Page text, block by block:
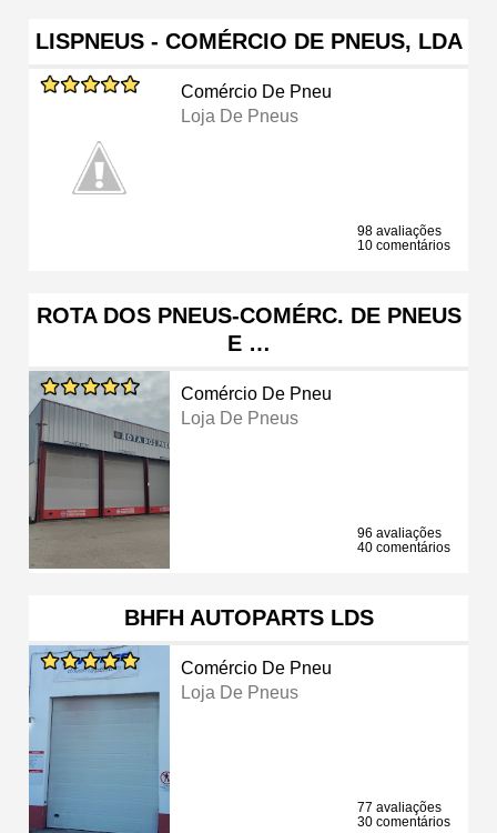
LISPNEUS - COMÉRCIO DE PNEUS, LDA
Comércio De Pneu
Loja De Pneus
98 avaliações
10 comentários
ROTA DOS PNEUS-COMÉRC. DE PNEUS
E …
Comércio De Pneu
Loja De Pneus
96 avaliações
40 comentários
BHFH AUTOPARTS LDS
Comércio De Pneu
Loja De Pneus
77 avaliações
30 comentários